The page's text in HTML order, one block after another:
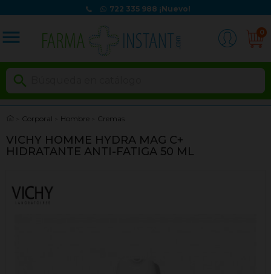
722 335 988 ¡Nuevo!
menu 0

Corporal Hombre Cremas
VICHY HOMME HYDRA MAG C+
HIDRATANTE ANTI-FATIGA 50 ML